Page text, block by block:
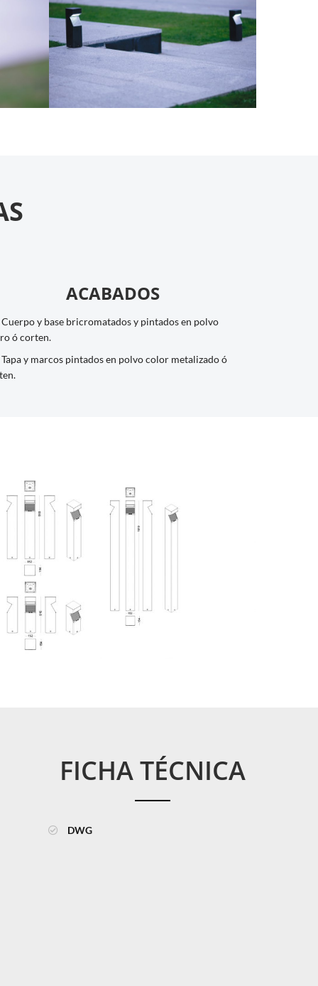
ACABADOS
Cuerpo y base bricromatados y pintados en polvo
ó corten.
Tapa y marcos pintados en polvo color metalizado ó
FICHA TÉCNICA
DWG